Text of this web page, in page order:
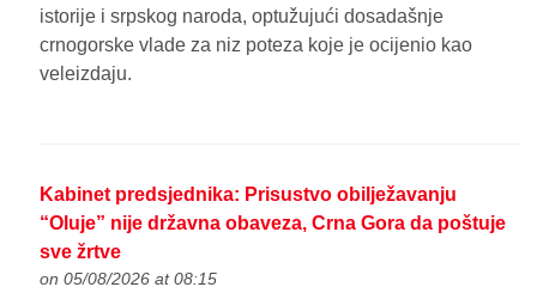
istorije i srpskog naroda, optužujući dosadašnje
crnogorske vlade za niz poteza koje je ocijenio kao
veleizdaju.
Kabinet predsjednika: Prisustvo obilježavanju
“Oluje” nije državna obaveza, Crna Gora da poštuje
sve žrtve
on 05/08/2026 at 08:15